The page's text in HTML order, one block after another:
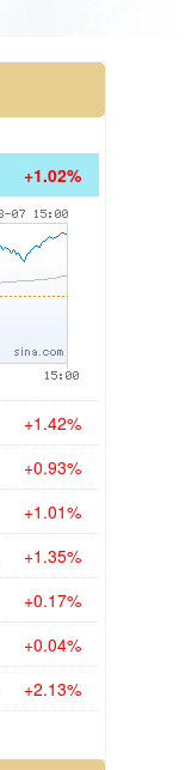
+1.02%
+1.42%
+0.93%
+1.01%
+1.35%
+0.17%
+0.04%
+2.13%